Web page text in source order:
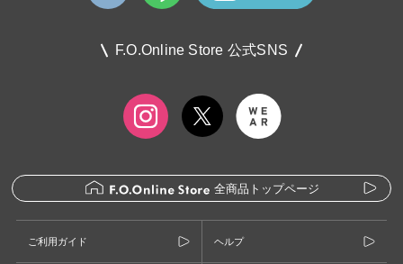
F.O.Online Store 公式SNS
全商品トップページ
ご利用ガイド ヘルプ